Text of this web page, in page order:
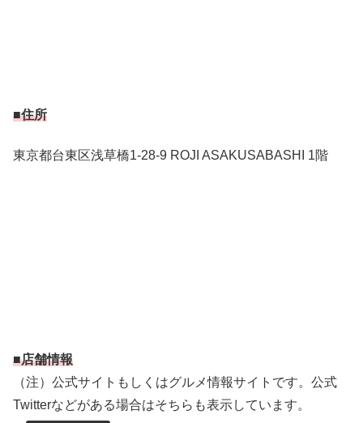
■住所
東京都台東区浅草橋1-28-9 ROJI ASAKUSABASHI 1階
■店舗情報
（注）公式サイトもしくはグルメ情報サイトです。公式
Twitterなどがある場合はそちらも表示しています。